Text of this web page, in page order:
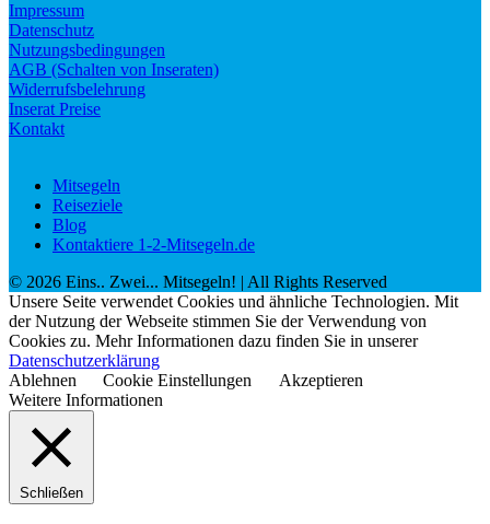
Impressum
Datenschutz
Nutzungsbedingungen
AGB (Schalten von Inseraten)
Widerrufsbelehrung
Inserat Preise
Kontakt
Mitsegeln
Reiseziele
Blog
Kontaktiere 1-2-Mitsegeln.de
© 2026 Eins.. Zwei... Mitsegeln! | All Rights Reserved
Unsere Seite verwendet Cookies und ähnliche Technologien. Mit
der Nutzung der Webseite stimmen Sie der Verwendung von
Cookies zu. Mehr Informationen dazu finden Sie in unserer
Datenschutzerklärung
Ablehnen
Cookie Einstellungen
Akzeptieren
Weitere Informationen
Schließen